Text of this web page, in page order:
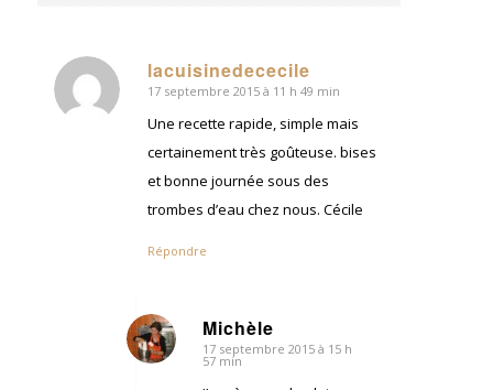
lacuisinedececile
dit
:
17 septembre 2015 à 11 h 49 min
Une recette rapide, simple mais
certainement très goûteuse. bises
et bonne journée sous des
trombes d’eau chez nous. Cécile
Répondre
Michèle
dit
17 septembre 2015 à 15 h
57 min